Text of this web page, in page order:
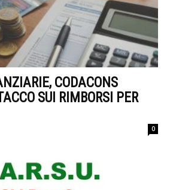
CODACONS
SUI RIMBORSI PER
0